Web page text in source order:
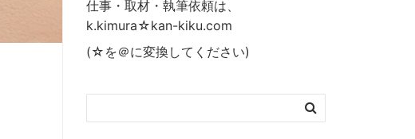
仕事・取材・執筆依頼は、
k.kimura☆kan-kiku.com
(☆を＠に変換してください)